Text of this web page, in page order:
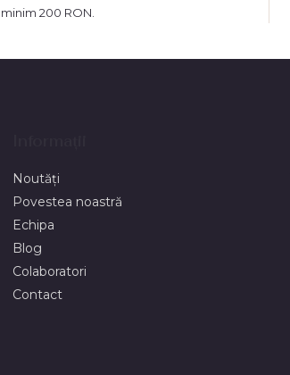
minim 200 RON.
Noutăți
Povestea noastră
Echipa
Blog
Colaboratori
Contact